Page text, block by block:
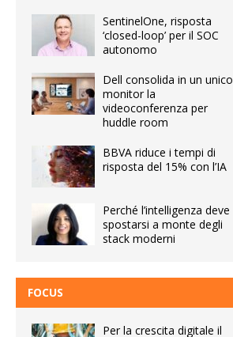
SentinelOne, risposta
‘closed-loop’ per il SOC
autonomo
Dell consolida in un unico
monitor la
videoconferenza per
huddle room
BBVA riduce i tempi di
risposta del 15% con l’IA
Perché l’intelligenza deve
spostarsi a monte degli
stack moderni
FOCUS
Per la crescita digitale il